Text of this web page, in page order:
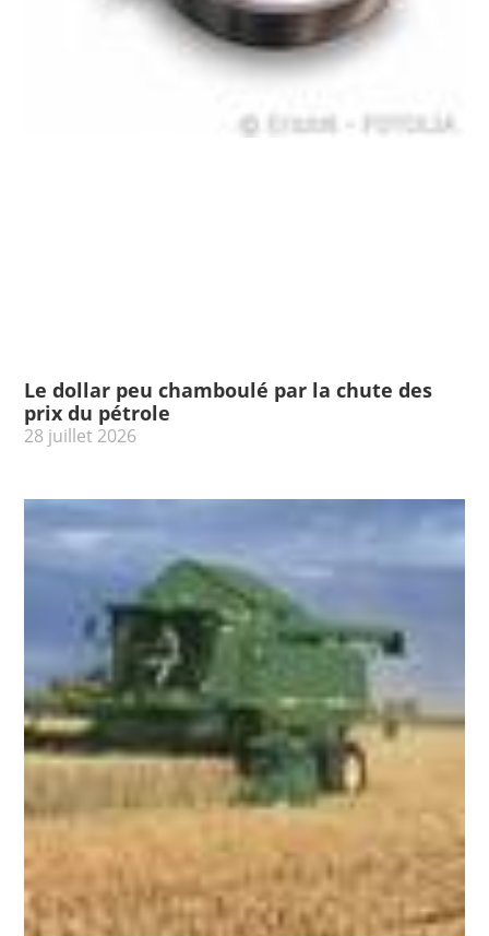
Le dollar peu chamboulé par la chute des
prix du pétrole
28 juillet 2026